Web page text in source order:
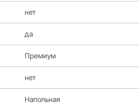
нет
да
Премиум
нет
Напольная